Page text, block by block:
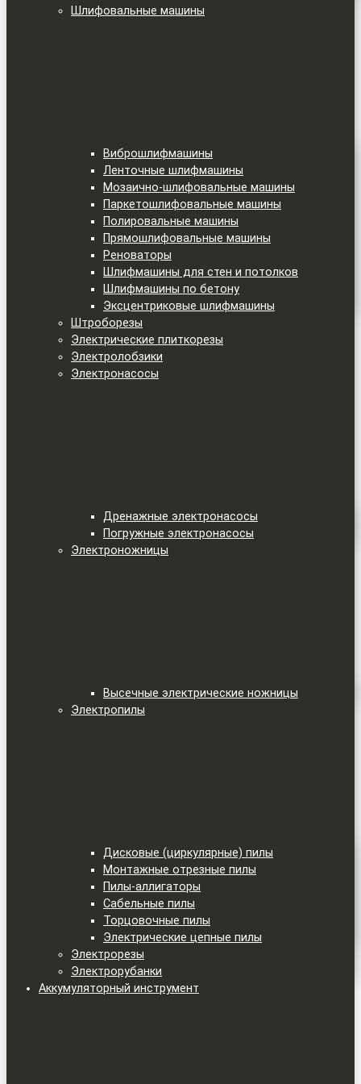
Шлифовальные машины
Виброшлифмашины
Ленточные шлифмашины
Мозаично-шлифовальные машины
Паркетошлифовальные машины
Полировальные машины
Прямошлифовальные машины
Реноваторы
Шлифмашины для стен и потолков
Шлифмашины по бетону
Эксцентриковые шлифмашины
Штроборезы
Электрические плиткорезы
Электролобзики
Электронасосы
Дренажные электронасосы
Погружные электронасосы
Электроножницы
Высечные электрические ножницы
Электропилы
Дисковые (циркулярные) пилы
Монтажные отрезные пилы
Пилы-аллигаторы
Сабельные пилы
Торцовочные пилы
Электрические цепные пилы
Электрорезы
Электрорубанки
Аккумуляторный инструмент